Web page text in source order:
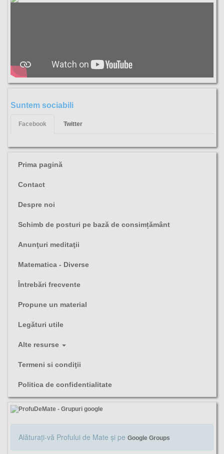
Suntem sociabili
Facebook Twitter
Prima pagină
Contact
Despre noi
Schimb de posturi pe bază de consimțământ
Anunţuri meditaţii
Matematica - Diverse
Întrebări frecvente
Propune un material
Legături utile
Alte resurse
Termeni si condiţii
Politica de confidentialitate
Alăturaţi-vă Profului de Mate şi pe Google Groups